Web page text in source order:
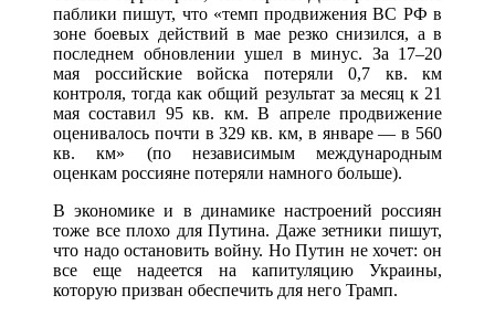
паблики пишут, что «темп продвижения ВС РФ в
зоне боевых действий в мае резко снизился, а в
последнем обновлении ушел в минус. За 17–20
мая российские войска потеряли 0,7 кв. км
контроля, тогда как общий результат за месяц к 21
мая составил 95 кв. км. В апреле продвижение
оценивалось почти в 329 кв. км, в январе — в 560
кв. км» (по независимым международным
оценкам россияне потеряли намного больше).
В экономике и в динамике настроений россиян
тоже все плохо для Путина. Даже зетники пишут,
что надо остановить войну. Но Путин не хочет: он
все еще надеется на капитуляцию Украины,
которую призван обеспечить для него Трамп.